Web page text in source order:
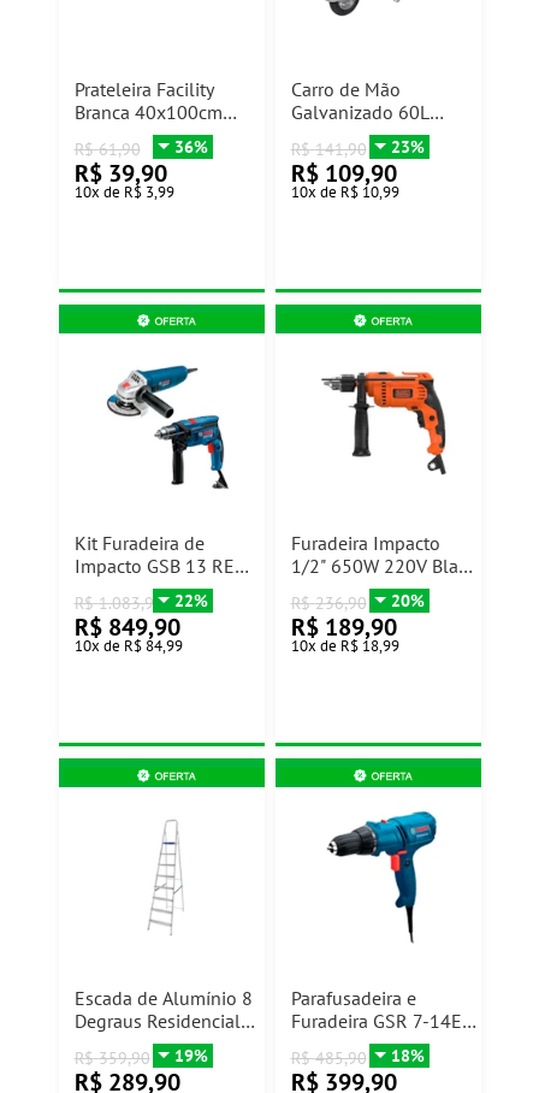
Prateleira Facility
Branca 40x100cm
R$ 61,90 36%
R$ 39,90
10x de R$ 3,99
Carro de Mão
Galvanizado 60L
R$ 141,90 23%
R$ 109,90
10x de R$ 10,99
Kit Furadeira de
Impacto GSB 13 RE
Esmerilhadeira 4 ½"
GWS 850 850W Bosch
R$ 1.083,90 22%
R$ 849,90
10x de R$ 84,99
Furadeira Impacto
1/2" 650W 220V Black
R$ 236,90 20%
R$ 189,90
10x de R$ 18,99
Escada de Alumínio 8
Degraus Residencial
R$ 359,90 19%
R$ 289,90
Parafusadeira e
Furadeira GSR 7-14E
400W 220V Bosch
R$ 485,90 18%
R$ 399,90